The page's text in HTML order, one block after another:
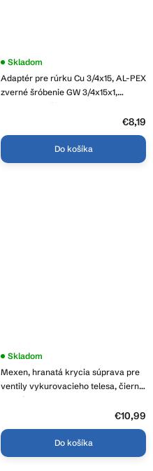
Adaptér pre rúrku Cu 3/4x15, AL-PEX
zverné šróbenie GW 3/4x15x1,
balenie 2ks, čierna, CU-15-BLACK
Skladom
€8,19
Do košíka
Mexen, hranatá krycia súprava pre
ventily vykurovacieho telesa, čierna
matná, W910-000-70
Skladom
€10,99
Do košíka